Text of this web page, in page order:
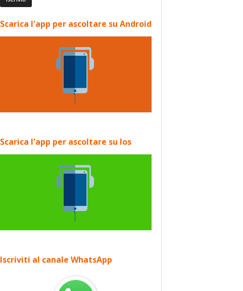
Scarica l'app per ascoltare su Android
Scarica l'app per ascoltare su Ios
Iscriviti al canale WhatsApp